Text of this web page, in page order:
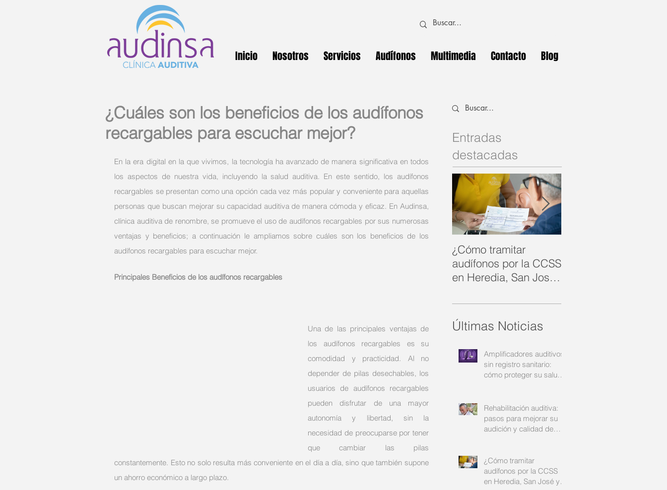
Inicio Nosotros Servicios Audífonos Multimedia Contacto Blog
¿Cuáles son los beneficios de los audífonos
recargables para escuchar mejor?
En la era digital en la que vivimos, la tecnología ha avanzado de manera significativa en todos
los aspectos de nuestra vida, incluyendo la salud auditiva. En este sentido, los audífonos
recargables se presentan como una opción cada vez más popular y conveniente para aquellas
personas que buscan mejorar su capacidad auditiva de manera cómoda y eficaz. En Audinsa,
clínica auditiva de renombre, se promueve el uso de audífonos recargables por sus numerosas
ventajas y beneficios; a continuación le ampliamos sobre cuáles son los beneficios de los
audífonos recargables para escuchar mejor.
Principales Beneficios de los audífonos recargables
Una de las principales ventajas de
los audífonos recargables es su
comodidad y practicidad. Al no
depender de pilas desechables, los
usuarios de audífonos recargables
pueden disfrutar de una mayor
autonomía y libertad, sin la
necesidad de preocuparse por tener
que cambiar las pilas
constantemente. Esto no solo resulta más conveniente en el día a día, sino que también supone
un ahorro económico a largo plazo.
Entradas
destacadas
¿Cómo tramitar
audífonos por la CCSS
en Heredia, San José
completa
Últimas Noticias
Amplificadores auditivos
sin registro sanitario:
cómo proteger su salud
Rehabilitación auditiva:
pasos para mejorar su
audición y calidad de
¿Cómo tramitar
audífonos por la CCSS
en Heredia, San José y